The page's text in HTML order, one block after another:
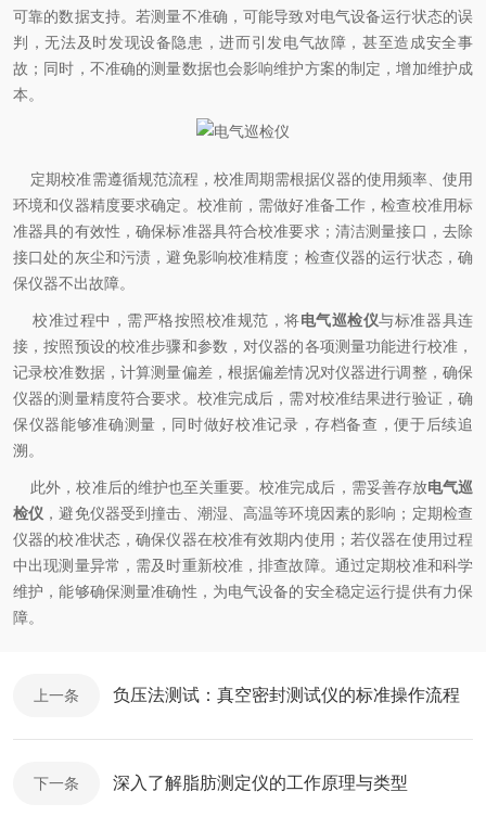
可靠的数据支持。若测量不准确，可能导致对电气设备运行状态的误
判，无法及时发现设备隐患，进而引发电气故障，甚至造成安全事
故；同时，不准确的测量数据也会影响维护方案的制定，增加维护成
本。
定期校准需遵循规范流程，校准周期需根据仪器的使用频率、使用
环境和仪器精度要求确定。校准前，需做好准备工作，检查校准用标
准器具的有效性，确保标准器具符合校准要求；清洁测量接口，去除
接口处的灰尘和污渍，避免影响校准精度；检查仪器的运行状态，确
保仪器不出故障。
校准过程中，需严格按照校准规范，将电气巡检仪与标准器具连
接，按照预设的校准步骤和参数，对仪器的各项测量功能进行校准，
记录校准数据，计算测量偏差，根据偏差情况对仪器进行调整，确保
仪器的测量精度符合要求。校准完成后，需对校准结果进行验证，确
保仪器能够准确测量，同时做好校准记录，存档备查，便于后续追
溯。
此外，校准后的维护也至关重要。校准完成后，需妥善存放电气巡
检仪 ，避免仪器受到撞击、潮湿、高温等环境因素的影响；定期检查
仪器的校准状态，确保仪器在校准有效期内使用；若仪器在使用过程
中出现测量异常，需及时重新校准，排查故障。通过定期校准和科学
维护，能够确保测量准确性，为电气设备的安全稳定运行提供有力保
障。
上一条 负压法测试：真空密封测试仪的标准操作流程
下一条 深入了解脂肪测定仪的工作原理与类型